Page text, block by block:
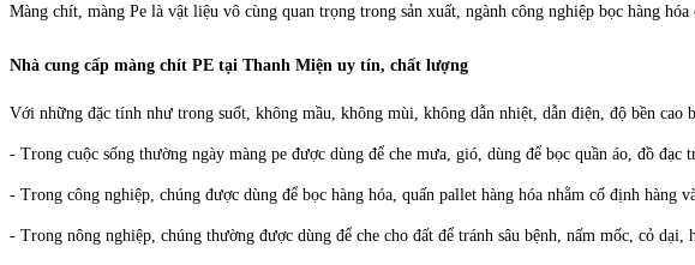
Màng chít, màng Pe là vật liệu vô cùng quan trọng trong sản xuất, ngành công nghiệp bọc hàng
Nhà cung cấp màng chít PE tại Thanh Miện uy tín, chất lượng
Với những đặc tính như trong suốt, không mầu, không mùi, không dẫn nhiệt, dẫn điện, độ bền
- Trong cuộc sống thường ngày màng pe được dùng để che mưa, gió, dùng để bọc quần áo, đồ đạc
- Trong công nghiệp, chúng được dùng để bọc hàng hóa, quấn pallet hàng hóa nhằm cố định hàng
- Trong nông nghiệp, chúng thường được dùng để che cho đất để tránh sâu bệnh, nấm mốc, cỏ